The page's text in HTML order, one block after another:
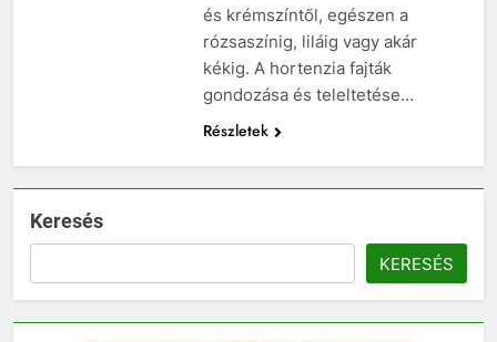
és krémszíntől, egészen a
rózsaszínig, liláig vagy akár
kékig. A hortenzia fajták
gondozása és teleltetése…
Részletek
Keresés
KERESÉS